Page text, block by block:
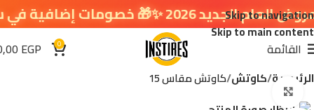
Skip to navigation
Skip to main content
القائمة 0
EGP
الرئيسية كاوتش كاوتش مقاس 15
✨🎁 خصومات إضافية في سلة التسوق 🔥